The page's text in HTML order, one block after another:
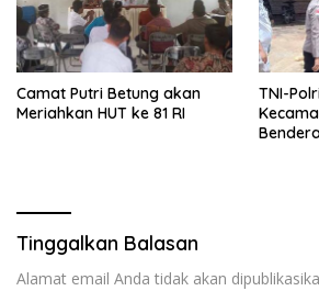
Camat Putri Betung akan
Meriahkan HUT ke 81 RI
TNI-
Tinggalkan Balasan
Alamat email Anda tidak akan